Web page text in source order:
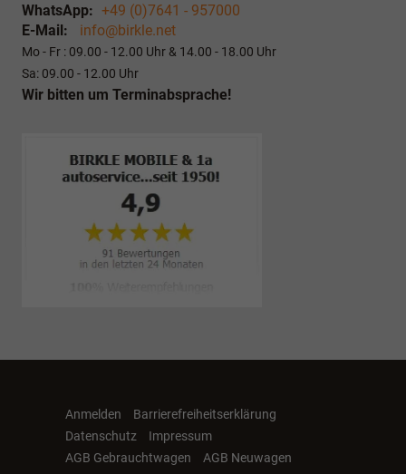
WhatsApp: +49 (0)7641 - 957000
E-Mail:
info@birkle.net
Mo - Fr : 09.00 - 12.00 Uhr & 14.00 - 18.00 Uhr
Sa: 09.00 - 12.00 Uhr
Wir bitten um Terminabsprache!
Anmelden
Barrierefreiheitserklärung
Datenschutz
Impressum
AGB Gebrauchtwagen
AGB Neuwagen